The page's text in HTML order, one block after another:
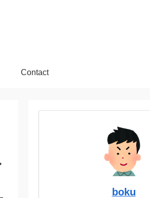
Contact
boku